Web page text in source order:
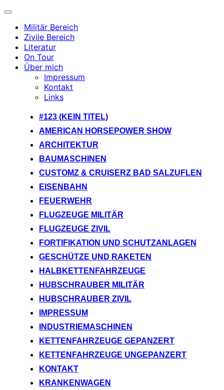
Navigation
umschalten
Militär Bereich
Zivile Bereich
Literatur
On Tour
Über mich
Impressum
Kontakt
Links
springen
#123 (KEIN TITEL)
AMERICAN HORSEPOWER SHOW
ARCHITEKTUR
BAUMASCHINEN
CUSTOMZ & CRUISERZ BAD SALZUFLEN
EISENBAHN
FEUERWEHR
FLUGZEUGE MILITÄR
FLUGZEUGE ZIVIL
FORTIFIKATION UND SCHUTZANLAGEN
GESCHÜTZE UND RAKETEN
HALBKETTENFAHRZEUGE
HUBSCHRAUBER MILITÄR
HUBSCHRAUBER ZIVIL
IMPRESSUM
INDUSTRIEMASCHINEN
KETTENFAHRZEUGE GEPANZERT
KETTENFAHRZEUGE UNGEPANZERT
KONTAKT
KRANKENWAGEN